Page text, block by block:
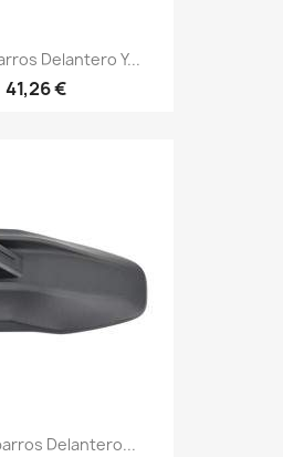
Delantero Y...
41,26 €
Delantero...